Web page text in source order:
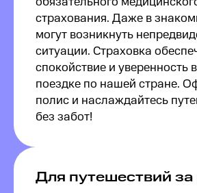
страхования. Даже в
могут возникнуть
ситуации. Страховка
спокойствие и уверенность
поездке по нашей стране.
полис и наслаждайтесь
без забот!
Для путешествий